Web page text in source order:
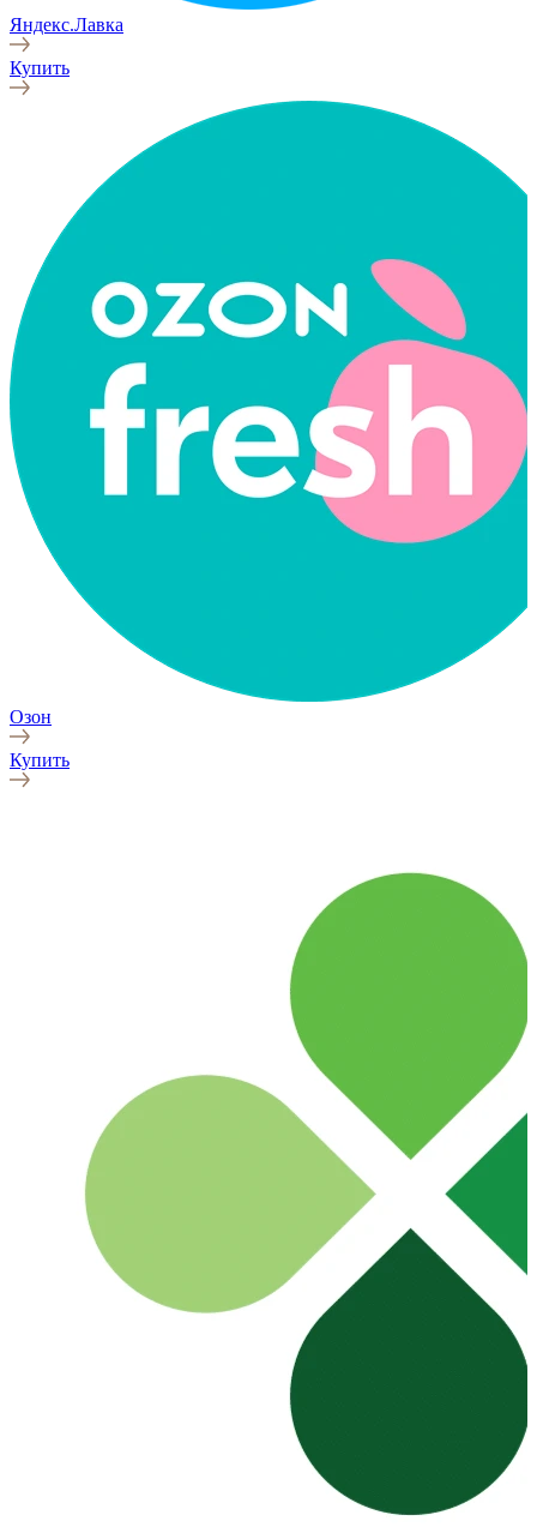
Яндекс.Лавка
Купить
Озон
Купить